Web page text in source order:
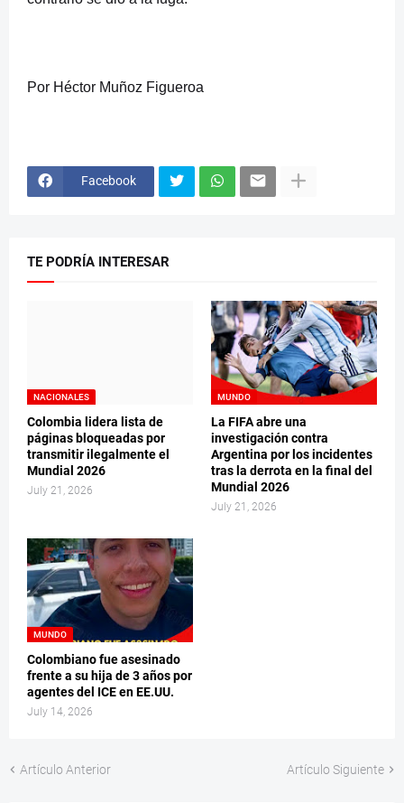
Por Héctor Muñoz Figueroa
Facebook
TE PODRÍA INTERESAR
NACIONALES
Colombia lidera lista de
páginas bloqueadas por
transmitir ilegalmente el
Mundial 2026
July 21, 2026
MUNDO
La FIFA abre una
investigación contra
Argentina por los incidentes
tras la derrota en la final del
Mundial 2026
July 21, 2026
MUNDO
Colombiano fue asesinado
frente a su hija de 3 años por
agentes del ICE en EE.UU.
July 14, 2026
Artículo Anterior Artículo Siguiente